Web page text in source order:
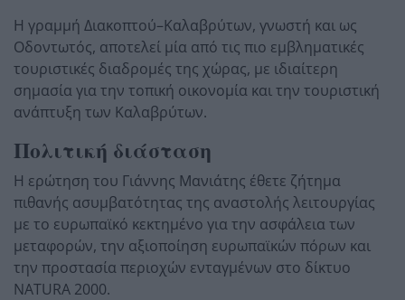
Η γραμμή Διακοπτού–Καλαβρύτων, γνωστή και ως
Οδοντωτός, αποτελεί μία από τις πιο εμβληματικές
τουριστικές διαδρομές της χώρας, με ιδιαίτερη
σημασία για την τοπική οικονομία και την τουριστική
ανάπτυξη των Καλαβρύτων.
Πολιτική διάσταση
Η ερώτηση του Γιάννης Μανιάτης έθετε ζήτημα
πιθανής ασυμβατότητας της αναστολής λειτουργίας
με το ευρωπαϊκό κεκτημένο για την ασφάλεια των
μεταφορών, την αξιοποίηση ευρωπαϊκών πόρων και
την προστασία περιοχών ενταγμένων στο δίκτυο
NATURA 2000.